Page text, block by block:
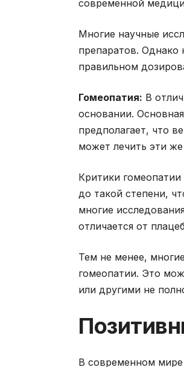
современной
Многие научные
препаратов.
правильном
Гомеопатия: В
основании.
предполагает, что
может лечить эти
Критики
до такой степени,
многие
отличается от
Тем не менее,
гомеопатии. Это
или другими не
В современном